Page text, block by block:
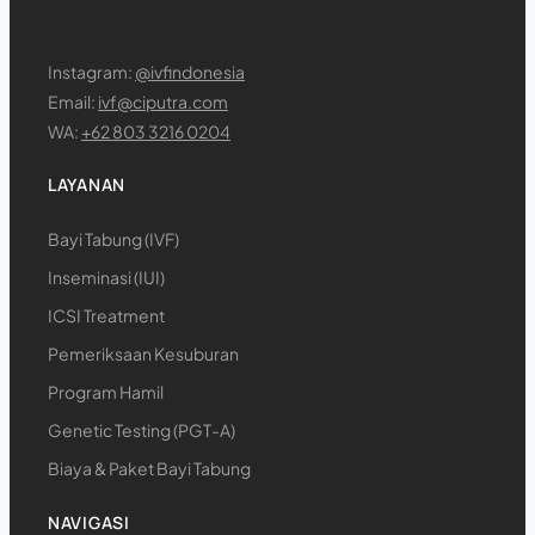
Instagram: @ivfindonesia
Email: ivf@ciputra.com
WA:+62 803 3216 0204
LAYANAN
Bayi Tabung (IVF)
Inseminasi (IUI)
ICSI Treatment
Pemeriksaan Kesuburan
Program Hamil
Genetic Testing (PGT-A)
Biaya & Paket Bayi Tabung
NAVIGASI